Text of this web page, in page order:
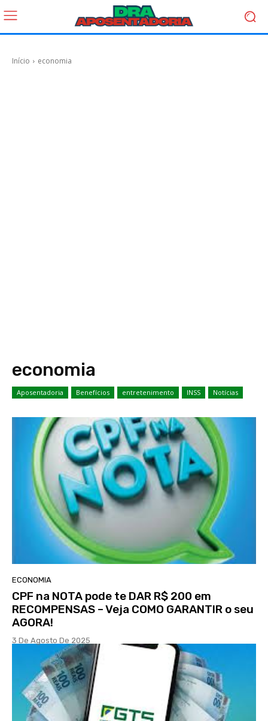
Início economia
economia
Aposentadoria Benefícios entretenimento INSS Notícias
ECONOMIA
CPF na NOTA pode te DAR R$ 200 em
RECOMPENSAS – Veja COMO GARANTIR o seu
AGORA!
3 De Agosto De 2025